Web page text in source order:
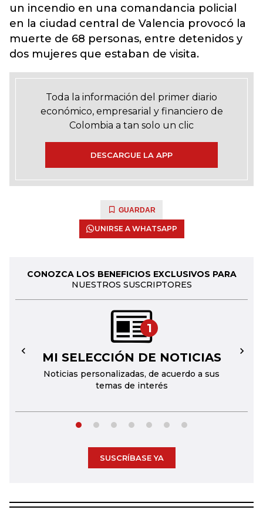
un incendio en una comandancia policial
en la ciudad central de Valencia provocó la
muerte de 68 personas, entre detenidos y
dos mujeres que estaban de visita.
Toda la información del primer diario
económico, empresarial y financiero de
Colombia a tan solo un clic
DESCARGUE LA APP
GUARDAR
UNIRSE A WHATSAPP
CONOZCA LOS BENEFICIOS EXCLUSIVOS PARA
NUESTROS SUSCRIPTORES
1
MI SELECCIÓN DE NOTICIAS
Noticias personalizadas, de acuerdo a sus
temas de interés
← →
SUSCRÍBASE YA